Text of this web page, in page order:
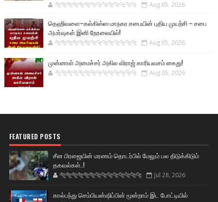
🐅🐅🐅🐅🐅🐅🐆🐆🐆🐆🐆🐆🐆🐆 Aug 05, 2026
தெஹிவளை–கல்கிஸ்ஸ மாநகர சபையின் புதிய முயற்சி – சபை
அமர்வுகள் இனி நேரலையில்!
🐅🐅🐅🐅🐅🐅🐆🐆🐆🐆🐆🐆🐆🐆 Aug 05, 2026
முன்னாள் அமைச்சர் அகில விராஜ் காரியவசம் கைது!
🐅🐅🐅🐅🐅🐅🐆🐆🐆🐆🐆🐆🐆🐆 Aug 05, 2026
FEATURED POSTS
சீன பிரஜையின் மரணம் தொடர்பில் மேலும் பல திடுக்கிடும்
தகவல்கள்..!
🐅🐅🐅🐅🐅🐅🐆🐆🐆🐆🐆🐆🐆🐆 Jul 28, 2026
கால்பந்து செம்பியன்ஷிப்பின் மூன்றாம் இட போட்டியில்